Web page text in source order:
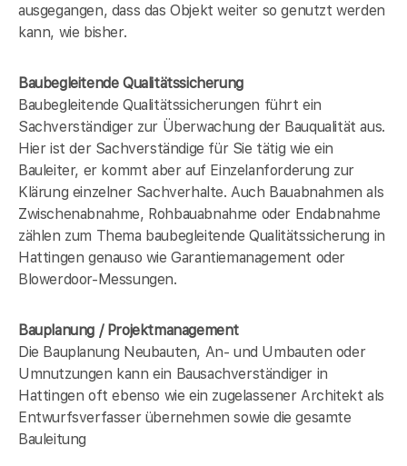
ausgegangen, dass das Objekt weiter so genutzt werden
kann, wie bisher.
Baubegleitende Qualitätssicherung
Baubegleitende Qualitätssicherungen führt ein
Sachverständiger zur Überwachung der Bauqualität aus.
Hier ist der Sachverständige für Sie tätig wie ein
Bauleiter, er kommt aber auf Einzelanforderung zur
Klärung einzelner Sachverhalte. Auch Bauabnahmen als
Zwischenabnahme, Rohbauabnahme oder Endabnahme
zählen zum Thema baubegleitende Qualitätssicherung in
Hattingen genauso wie Garantiemanagement oder
Blowerdoor-Messungen.
Bauplanung / Projektmanagement
Die Bauplanung Neubauten, An- und Umbauten oder
Umnutzungen kann ein Bausachverständiger in
Hattingen oft ebenso wie ein zugelassener Architekt als
Entwurfsverfasser übernehmen sowie die gesamte
Bauleitung